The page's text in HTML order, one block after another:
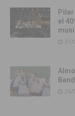
el
31/
26/